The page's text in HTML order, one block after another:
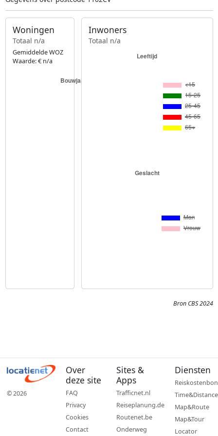
Woningen
Totaal n/a
Gemiddelde WOZ
Waarde: € n/a
Inwoners
Totaal n/a
Bron CBS 2024
© 2026
Over
deze site
FAQ
Privacy
Cookies
Contact
Sites &
Apps
Trafficnet.nl
Reiseplanung.de
Routenet.be
Onderweg
Diensten
Reiskostenbon
Time&Distance
Map&Route
Map&Tour
Locator